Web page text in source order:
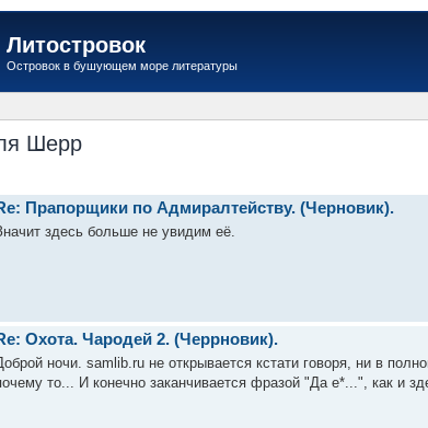
Литостровок
Островок в бушующем море литературы
Шерр
Прапорщики по Адмиралтейству. (Черновик).
здесь больше не увидим её.
Охота. Чародей 2. (Черрновик).
ночи. samlib.ru не открывается кстати говоря, ни в
то... И конечно заканчивается фразой "Да е*...", как и